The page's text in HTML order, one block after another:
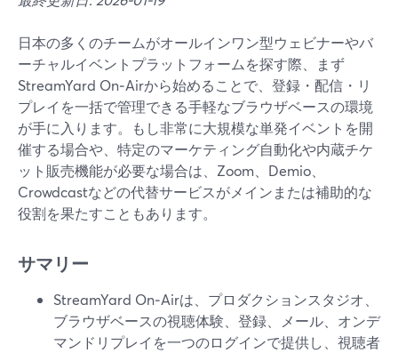
日本の多くのチームがオールインワン型ウェビナーやバ
ーチャルイベントプラットフォームを探す際、まず
StreamYard On‑Airから始めることで、登録・配信・リ
プレイを一括で管理できる手軽なブラウザベースの環境
が手に入ります。もし非常に大規模な単発イベントを開
催する場合や、特定のマーケティング自動化や内蔵チケ
ット販売機能が必要な場合は、Zoom、Demio、
Crowdcastなどの代替サービスがメインまたは補助的な
役割を果たすこともあります。
サマリー
StreamYard On‑Airは、プロダクションスタジオ、
ブラウザベースの視聴体験、登録、メール、オンデ
マンドリプレイを一つのログインで提供し、視聴者